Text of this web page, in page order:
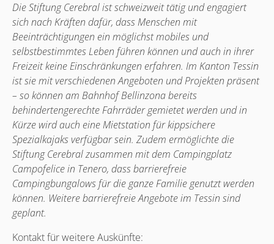
Die Stiftung Cerebral ist schweizweit tätig und engagiert
sich nach Kräften dafür, dass Menschen mit
Beeinträchtigungen ein möglichst mobiles und
selbstbestimmtes Leben führen können und auch in ihrer
Freizeit keine Einschränkungen erfahren. Im Kanton Tessin
ist sie mit verschiedenen Angeboten und Projekten präsent
– so können am Bahnhof Bellinzona bereits
behindertengerechte Fahrräder gemietet werden und in
Kürze wird auch eine Mietstation für kippsichere
Spezialkajaks verfügbar sein. Zudem ermöglichte die
Stiftung Cerebral zusammen mit dem Campingplatz
Campofelice in Tenero, dass barrierefreie
Campingbungalows für die ganze Familie genutzt werden
können. Weitere barrierefreie Angebote im Tessin sind
geplant.
Kontakt für weitere Auskünfte: